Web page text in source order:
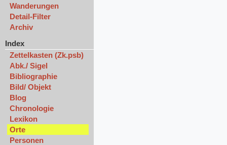
Wanderungen
Detail-Filter
Archiv
Index
Zettelkasten (Zk.psb)
Abk./ Sigel
Bibliographie
Bild/ Objekt
Blog
Chronologie
Lexikon
Orte
Personen